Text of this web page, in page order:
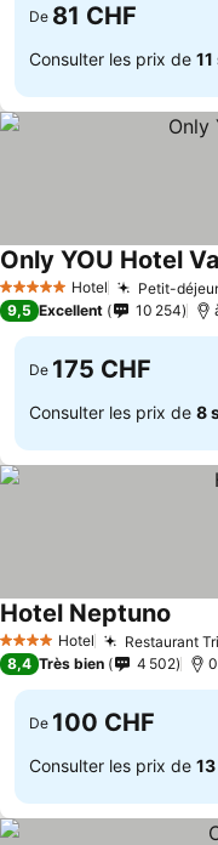
De 81 CHF
Consulter les prix de
5 Étoiles Hotel Petit-
Only YOU Hotel
9,5 Excellent 10 254
De 175 CHF
Consulter les prix de 8
4 Étoiles Hotel Restaurant
Hotel Neptuno
8,4 Très bien 4 502
De 100 CHF
Consulter les prix de